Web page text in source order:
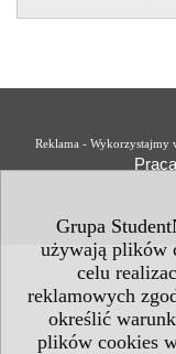
Grupa
używają plików
celu
reklamowych
określić
plików cookies
Reklama - Wykorzystajmy